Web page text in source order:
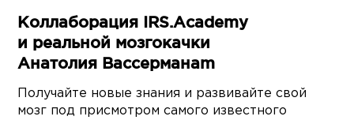
Коллаборация IRS.Academy
и реальной мозгокачки
Анатолия Вассерманаm
Получайте новые знания и развивайте свой
мозг под присмотром самого известного